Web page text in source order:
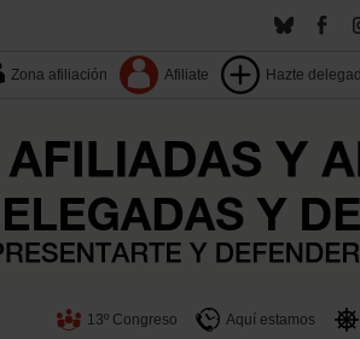
Zona afiliación Afiliate Hazte
13º Congreso Aquí estamos